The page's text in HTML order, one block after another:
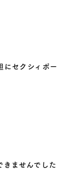
にセクシィポー
ませんでした